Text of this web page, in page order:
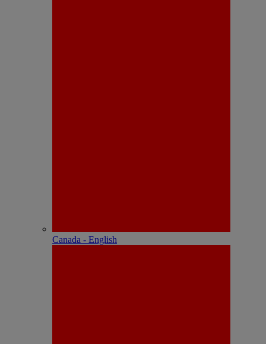
Canada - English